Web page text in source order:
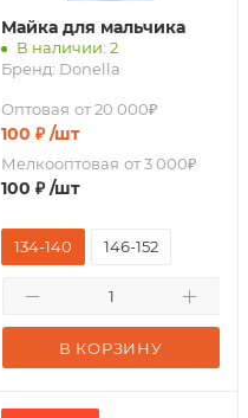
Майка для мальчика
В наличии: 2
Бренд: Donella
Оптовая от 20 000₽
100 ₽ /шт
Мелкооптовая от 3 000₽
100 ₽ /шт
В КОРЗИНУ
134-140 146-152